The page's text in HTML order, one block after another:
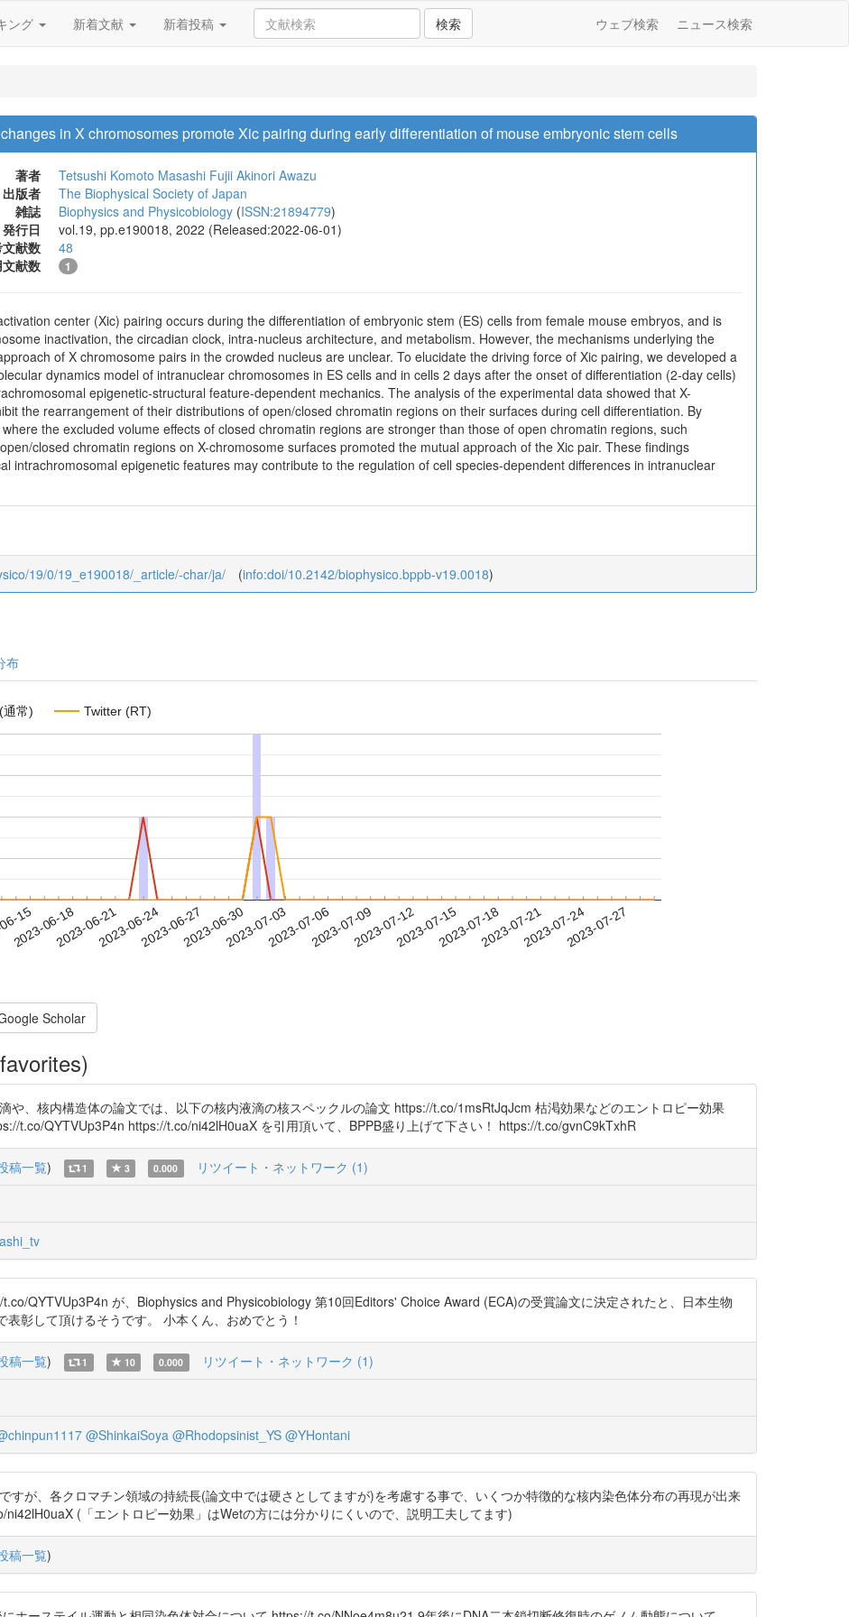
ング 新着文献 新着投稿 検索 ウェブ検索 ニュース検索
in X chromosomes promote Xic pairing during early differentiation of mouse embryonic stem cells
著者 Tetsushi Komoto Masashi Fujii Akinori Awazu
出版者
The Biophysical Society of Japan
雑誌
Biophysics and Physicobiology (ISSN:21894779)
行日
vol.19, pp.e190018, 2022 (Released:2022-06-01)
献数
48
献数
1
center (Xic) pairing occurs during the differentiation of embryonic stem (ES) cells from female mouse embryos, and is
inactivation, the circadian clock, intra-nucleus architecture, and metabolism. However, the mechanisms underlying the
of X chromosome pairs in the crowded nucleus are unclear. To elucidate the driving force of Xic pairing, we developed a
dynamics model of intranuclear chromosomes in ES cells and in cells 2 days after the onset of differentiation (2-day cells)
epigenetic-structural feature-dependent mechanics. The analysis of the experimental data showed that X-
the rearrangement of their distributions of open/closed chromatin regions on their surfaces during cell differentiation. By
the excluded volume effects of closed chromatin regions are stronger than those of open chromatin regions, such
closed chromatin regions on X-chromosome surfaces promoted the mutual approach of the Xic pair. These findings
intrachromosomal epigenetic features may contribute to the regulation of cell species-dependent differences in intranuclear
19/0/19_e190018/_article/-char/ja/ (info:doi/10.2142/biophysico.bppb-v19.0018)
布
通常) Twitter (RT)
15
2023-06-182023-06-212023-06-242023-06-272023-06-302023-07-032023-07-062023-07-092023-07-122023-07-152023-07-182023-07-212023-07-242023-07-27
Scholar
や、核内構造体の論文では、以下の核内液滴の核スペックルの論文 https://t.co/1msRtJqJcm 枯渇効果などのエントロピー効果
t.co/QYTVUp3P4n https://t.co/ni42lH0uaX を引用頂いて、BPPB盛り上げて下さい！ https://t.co/gvnC9kTxhR
稿一覧) 1 3 0.000 リツイート・ネットワーク (1)
QYTVUp3P4n が、Biophysics and Physicobiology 第10回Editors' Choice Award (ECA)の受賞論文に決定されたと、日本生物
彰して頂けるそうです。 小本くん、おめでとう！
稿一覧) 1 10 0.000 リツイート・ネットワーク (1)
@ShinkaiSoya @Rhodopsinist_YS @YHontani
すが、各クロマチン領域の持続長(論文中では硬さとしてますが)を考慮する事で、いくつか特徴的な核内染色体分布の再現が出来
(「エントロピー効果」はWetの方には分かりにくいので、説明工夫してます)
稿一覧)